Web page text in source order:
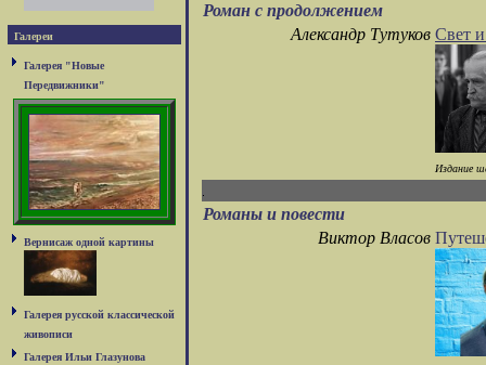
Галереи
Галерея "Новые
Передвижники"
Вернисаж одной картины
Галерея русской классической
живописи
Галерея Ильи Глазунова
Роман с продолжением
Александр Тутуков Свет
Издание
Романы и повести
Виктор Власов